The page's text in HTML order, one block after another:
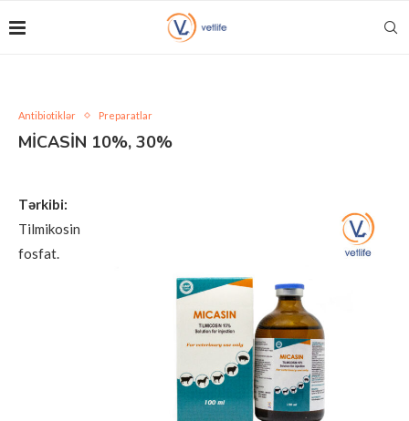
Antibiotiklər Preparatlar
MİCASİN 10%, 30%
Tərkibi:
Tilmikosin
fosfat.